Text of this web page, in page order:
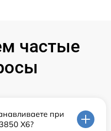
частые
при
X6?